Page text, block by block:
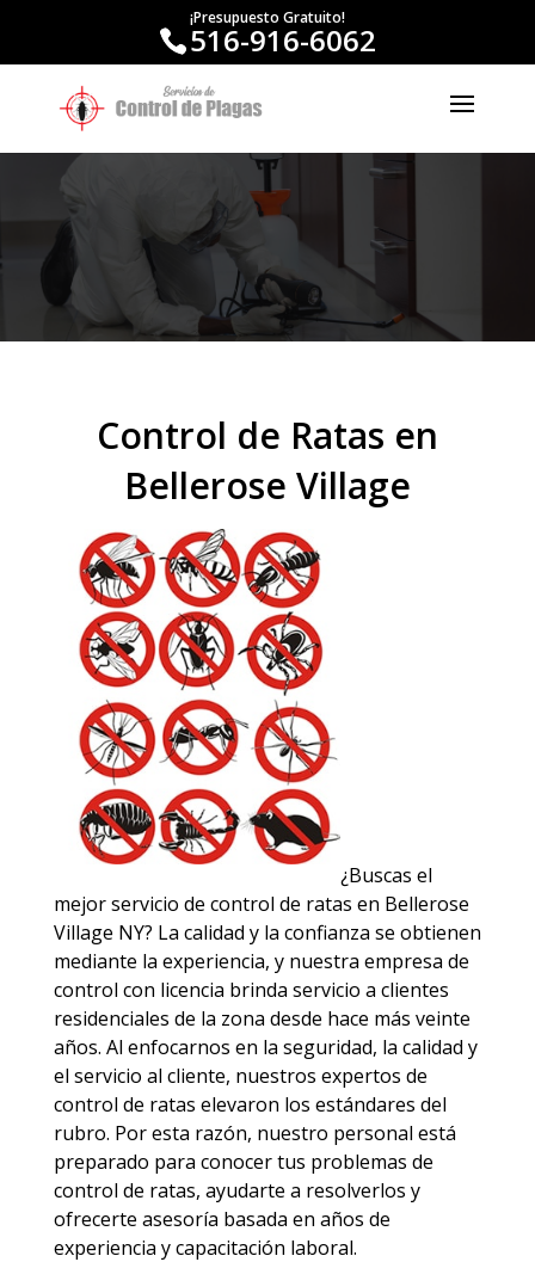
¡Presupuesto Gratuito!
516-916-6062
Control de Ratas en
Bellerose Village
¿Buscas el
mejor servicio de control de ratas en Bellerose
Village NY? La calidad y la confianza se obtienen
mediante la experiencia, y nuestra empresa de
control con licencia brinda servicio a clientes
residenciales de la zona desde hace más veinte
años. Al enfocarnos en la seguridad, la calidad y
el servicio al cliente, nuestros expertos de
control de ratas elevaron los estándares del
rubro. Por esta razón, nuestro personal está
preparado para conocer tus problemas de
control de ratas, ayudarte a resolverlos y
ofrecerte asesoría basada en años de
experiencia y capacitación laboral.